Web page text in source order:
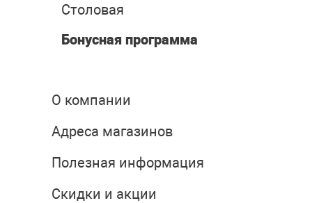
Столовая
Бонусная программа
О компании
Адреса магазинов
Полезная информация
Скидки и акции